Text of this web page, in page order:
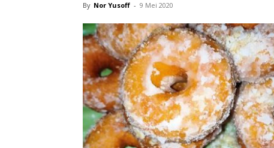
By Nor Yusoff - 9 Mei 2020